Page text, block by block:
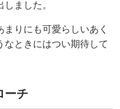
ました。
りにも可愛らしいあく
なときにはつい期待して
ーチ